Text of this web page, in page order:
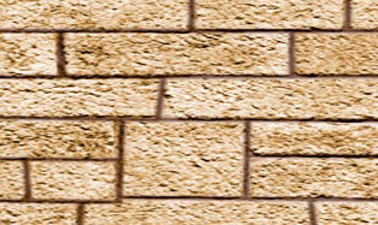
Fluch
Heilzauber
Ausweide-Fluch
Unverzeihliche Flüche